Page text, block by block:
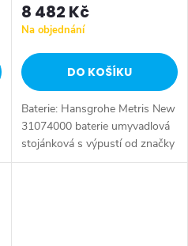
8 482 Kč
Na objednání
DO KOŠÍKU
Baterie: Hansgrohe Metris New
31074000 baterie umyvadlová
stojánková s výpustí od značky
Hansgrohe. Série: Metris New.